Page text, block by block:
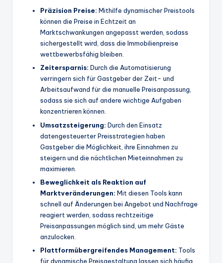
Präzision Preise: Mithilfe dynamischer Preistools
können die Preise in Echtzeit an
Marktschwankungen angepasst werden, sodass
sichergestellt wird, dass die Immobilienpreise
wettbewerbsfähig bleiben.
Zeitersparnis: Durch die Automatisierung
verringern sich für Gastgeber der Zeit- und
Arbeitsaufwand für die manuelle Preisanpassung,
sodass sie sich auf andere wichtige Aufgaben
konzentrieren können.
Umsatzsteigerung: Durch den Einsatz
datengesteuerter Preisstrategien haben
Gastgeber die Möglichkeit, ihre Einnahmen zu
steigern und die nächtlichen Mieteinnahmen zu
maximieren.
Beweglichkeit als Reaktion auf
Marktveränderungen: Mit diesen Tools kann
schnell auf Änderungen bei Angebot und Nachfrage
reagiert werden, sodass rechtzeitige
Preisanpassungen möglich sind, um mehr Gäste
anzulocken.
Plattformübergreifendes Management: Tools
für dynamische Preisgestaltung lassen sich häufig